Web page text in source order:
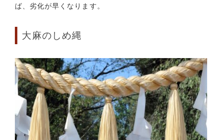
ば、劣化が早くなります。
大麻のしめ縄